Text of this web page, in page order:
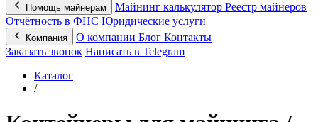
Помощь майнерам Майнинг калькулятор Реестр майнеров
Отчётность в ФНС Юридические услуги
Компания О компании Блог Контакты
Заказать звонок Написать в Telegram
Каталог
/